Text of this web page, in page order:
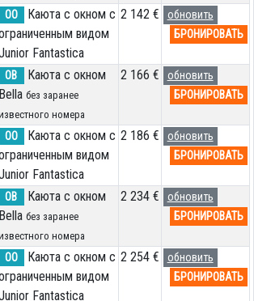
OO
Каюта с окном с
видом
Fantastica
2 142 €
обновить
БРОНИРОВАТЬ
OB
Каюта с окном
Bella без заранее
номера
2 166 €
обновить
БРОНИРОВАТЬ
OO
Каюта с окном с
видом
Fantastica
2 186 €
обновить
БРОНИРОВАТЬ
OB
Каюта с окном
Bella без заранее
номера
2 234 €
обновить
БРОНИРОВАТЬ
OO
Каюта с окном с
видом
Fantastica
2 254 €
обновить
БРОНИРОВАТЬ